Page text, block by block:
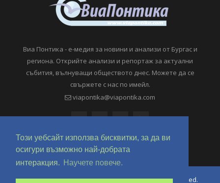
Този уебсайт използва бисквитки, за да ви
осигури възможно най-добрата
интеракция.
Научете повече.
Виа Понтика - е-медия за новини и анализи от Бургас и
региона. Открийте анализи и репортаж за актуални
събития, вълнуващи обществото днес. Можете да се
свържете с нас по имейл.
viapontika@viapontika.com
Copyright © 2018-2024 ViaPontika.com. All Rights Reserved.